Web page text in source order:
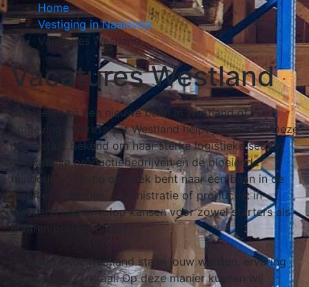
Home
Vestiging in Naaldwijk
Vacatures Westland
Vacatures Westland
Opbloeien bij een nieuwe baan in Westland of
omgeving? WerkTalent Westland helpt jou verder! Deze
regio staat bekend om haar sterke logistieke sector,
innovatieve productiebedrijven en de bloeiende
tuinbouw. Of je nu op zoek bent naar een baan in de
techniek, logistiek, administratie of productie: in
Westland liggen volop kansen voor zowel starters als
ervaren professionals.
Bij WerkTalent Westland staan jouw wensen, ervaring
en ambities centraal. Op deze manier kunnen wij